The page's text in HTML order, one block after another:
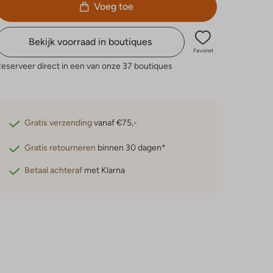
Voeg toe
Bekijk voorraad in boutiques
Favoriet
direct in een van onze 37 boutiques
Gratis verzendingvanaf €75,-
Gratis retourneren binnen 30 dagen*
Betaal achteraf met Klarna